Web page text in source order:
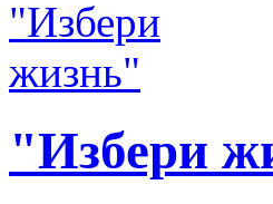
"Избери